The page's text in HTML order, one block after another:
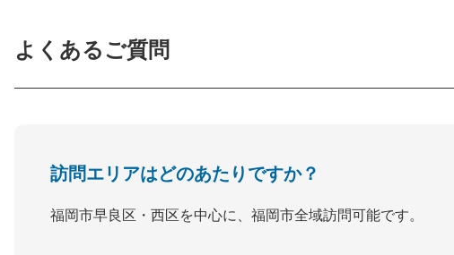
よくあるご質問
訪問エリアはどのあたりですか？
福岡市早良区・西区を中心に、福岡市全域訪問可能です。